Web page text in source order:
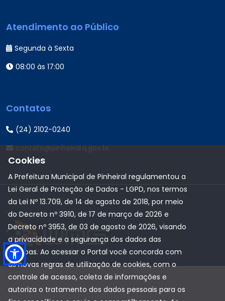
Atendimento ao Público
Segunda à Sexta
08:00 às 17:00
Contatos
(24) 2102-0240
contato@pinheiral.rj.gov.br
Copyright © 2022
Prefeitura Municipal de Pinheiral
Cookies
A Prefeitura Municipal de Pinheiral regulamentou a
Lei Geral de Proteção de Dados - LGPD, nos termos
da Lei Nº 13.709, de 14 de agosto de 2018, por meio
do Decreto nº 3910, de 17 de março de 2026 e
Decreto nº 3953, de 03 de agosto de 2026, visando
a privacidade e a segurança dos dados das
pessoas. Ao acessar o Portal você concorda com
as novas regras de utilização de cookies, com o
controle de acesso, coleta de informações e
autoriza o tratamento dos dados pessoais para os